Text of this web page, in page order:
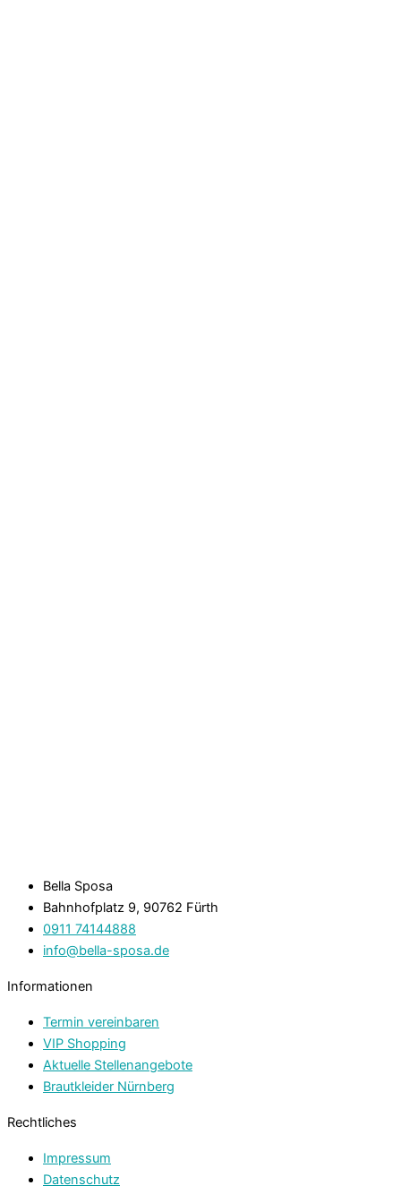
Bella Sposa
Bahnhofplatz 9, 90762 Fürth
0911 74144888
info@bella-sposa.de
Informationen
Termin vereinbaren
VIP Shopping
Aktuelle Stellenangebote
Brautkleider Nürnberg
Rechtliches
Impressum
Datenschutz